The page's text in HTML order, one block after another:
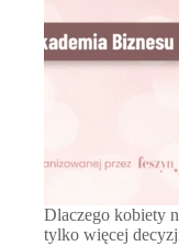
Dlaczego kobiety
tylko więcej